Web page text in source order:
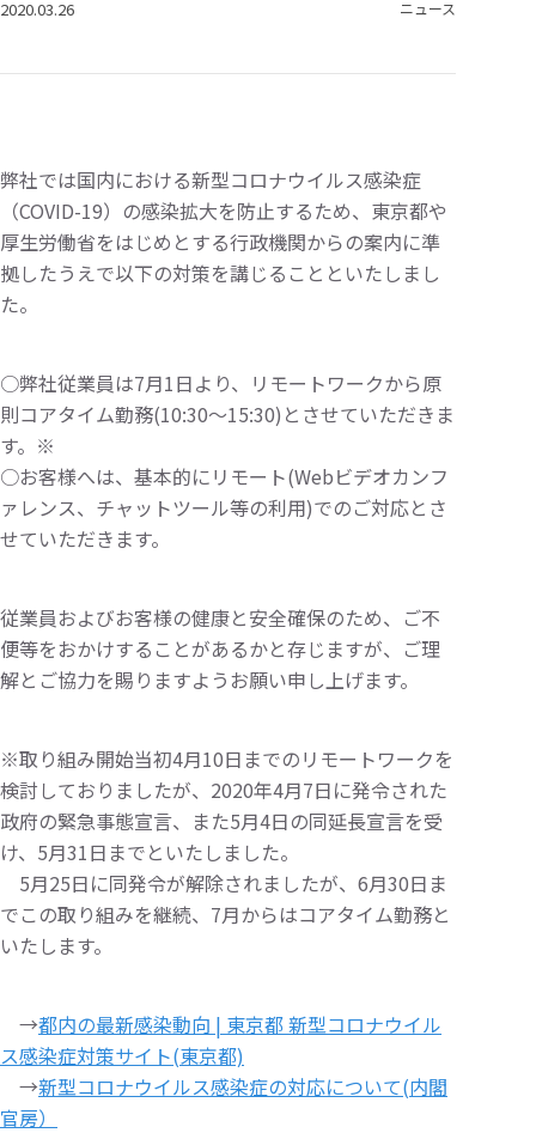
2020.03.26 ニュース
弊社では国内における新型コロナウイルス感染症
（COVID-19）の感染拡大を防止するため、東京都や
厚生労働省をはじめとする行政機関からの案内に準
拠したうえで以下の対策を講じることといたしまし
た。
○弊社従業員は7月1日より、リモートワークから原
則コアタイム勤務(10:30〜15:30)とさせていただきま
す。※
○お客様へは、基本的にリモート(Webビデオカンフ
ァレンス、チャットツール等の利用)でのご対応とさ
せていただきます。
従業員およびお客様の健康と安全確保のため、ご不
便等をおかけすることがあるかと存じますが、ご理
解とご協力を賜りますようお願い申し上げます。
※取り組み開始当初4月10日までのリモートワークを
検討しておりましたが、2020年4月7日に発令された
政府の緊急事態宣言、また5月4日の同延長宣言を受
け、5月31日までといたしました。
5月25日に同発令が解除されましたが、6月30日ま
でこの取り組みを継続、7月からはコアタイム勤務と
いたします。
→都内の最新感染動向 | 東京都 新型コロナウイル
ス感染症対策サイト(東京都)
→新型コロナウイルス感染症の対応について(内閣
官房）